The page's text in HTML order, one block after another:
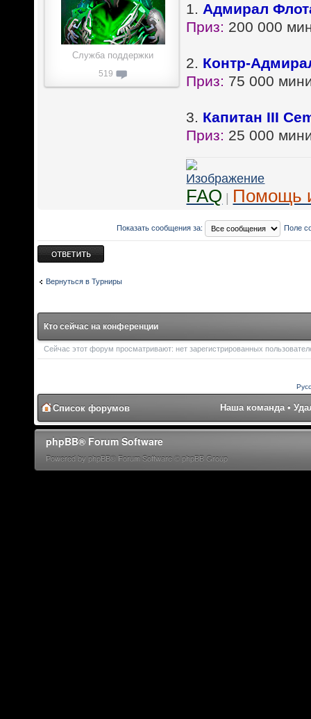
1. Адмирал
Приз: 200 000
2. Контр-
Приз: 75 000
3. Капитан III
Приз: 25 000
FAQ Помощь
Служба поддержки
519
Показать сообщения за: Поле
Ответить
Вернуться в Турниры
Кто сейчас на конференции
Сейчас этот форум просматривают: нет зарегистрированных
Список форумов Наша команда•
phpBB® Forum Software
Powered by phpBB® Forum Software © phpBB Group